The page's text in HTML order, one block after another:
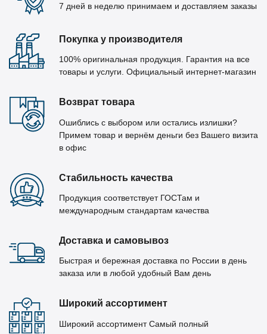
7 дней в неделю принимаем и доставляем заказы
Покупка у производителя
100% оригинальная продукция. Гарантия на все
товары и услуги. Официальный интернет-магазин
Возврат товара
Ошиблись с выбором или остались излишки?
Примем товар и вернём деньги без Вашего визита
в офис
Стабильность качества
Продукция соответствует ГОСТам и
международным стандартам качества
Доставка и самовывоз
Быстрая и бережная доставка по России в день
заказа или в любой удобный Вам день
Широкий ассортимент
Широкий ассортимент Самый полный